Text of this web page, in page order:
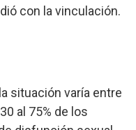
con la vinculación.
situación varía entre
al 75% de los